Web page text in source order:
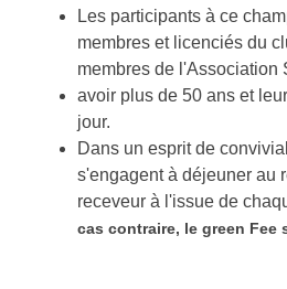
Les participants à ce
membres et licenciés du
membres de l'Association
avoir plus de 50 ans et
jour.
Dans un esprit de
s'engagent à déjeuner au
receveur à l'issue de
cas contraire, le green Fee